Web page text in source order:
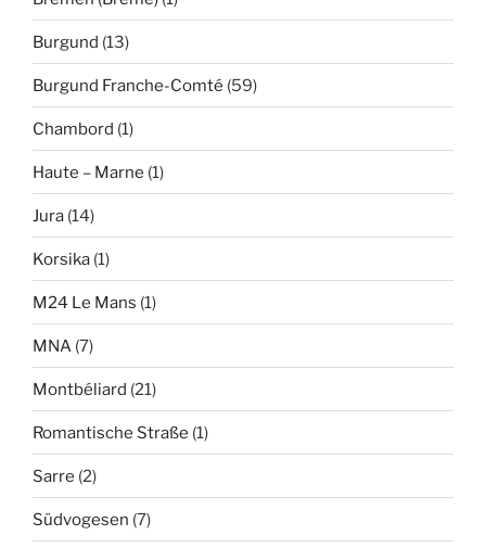
Burgund (13)
Burgund Franche-Comté (59)
Chambord (1)
Haute – Marne (1)
Jura (14)
Korsika (1)
M24 Le Mans (1)
MNA (7)
Montbéliard (21)
Romantische Straße (1)
Sarre (2)
Südvogesen (7)